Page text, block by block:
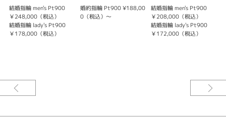
紹介文
&tique FORLICITA フォルリチタ
運命と幸福
結婚指輪 men's Pt900
￥248,000（税込）
結婚指輪 lady's Pt900
￥178,000（税込）
婚約指輪 Pt900 ¥188,00
0（税込）～
結婚指輪 men's Pt900
￥208,000（税込）
結婚指輪 lady's Pt900
￥172,000（税込）